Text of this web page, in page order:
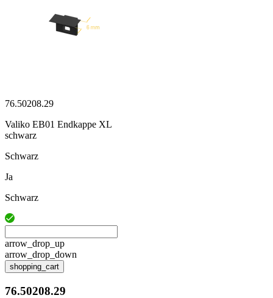
76.50208.29
Valiko EB01 Endkappe XL
schwarz
Schwarz
Ja
Schwarz
arrow_drop_up
arrow_drop_down
shopping_cart
76.50208.29